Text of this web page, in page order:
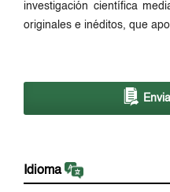
investigación científica
originales e inéditos, que
Idioma